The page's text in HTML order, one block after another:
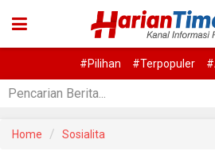
#Pilihan #Terpopuler
Home Sosialita